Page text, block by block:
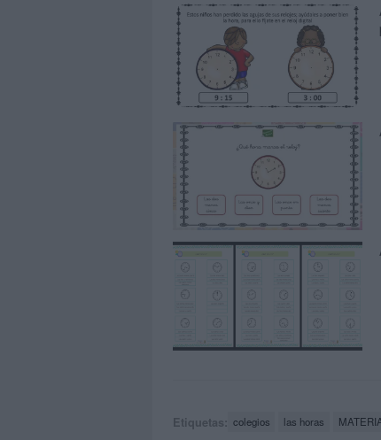
Etiquetas: colegios las horas